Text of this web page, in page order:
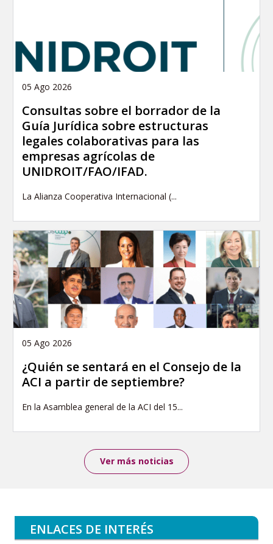
05 Ago 2026
Consultas sobre el borrador de la
Guía Jurídica sobre estructuras
legales colaborativas para las
empresas agrícolas de
UNIDROIT/FAO/IFAD.
La Alianza Cooperativa Internacional (...
05 Ago 2026
¿Quién se sentará en el Consejo de la
ACI a partir de septiembre?
En la Asamblea general de la ACI del 15...
Ver más noticias
ENLACES DE INTERÉS